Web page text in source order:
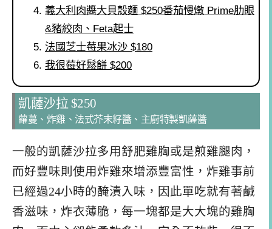
義大利肉醬大貝殼麵 $250番茄慢燉 Prime肋眼
&豬絞肉、Feta起士
法國芝士莓果冰沙 $180
我很莓好鬆餅 $200
凱薩沙拉 $250
蘿蔓、炸雞、法式芥末籽醬、主廚特製凱薩醬
一般的凱薩沙拉多用舒肥雞胸或是煎雞腿肉，
而好豐味則使用炸雞來增添豐富性，炸雞事前
已經過24小時的醃漬入味，因此單吃就有著鹹
香滋味，炸衣薄脆，每一塊都是大大塊的雞胸